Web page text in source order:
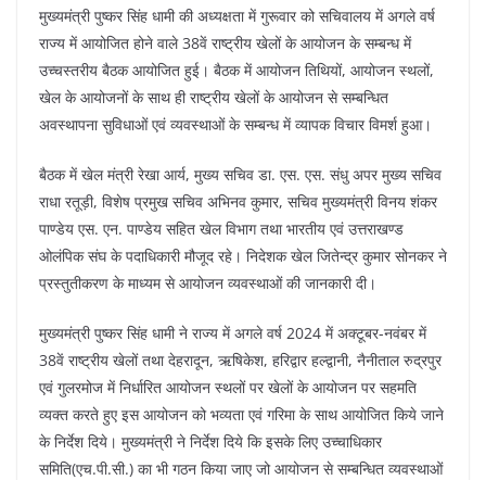
b
o
o
k
A
p
p
st a
m
dI
n
मुख्यमंत्री पुष्कर सिंह धामी की अध्यक्षता में गुरूवार को सचिवालय में अगले वर्ष
राज्य में आयोजित होने वाले 38वें राष्ट्रीय खेलों के आयोजन के सम्बन्ध में
उच्चस्तरीय बैठक आयोजित हुई। बैठक में आयोजन तिथियों, आयोजन स्थलों,
खेल के आयोजनों के साथ ही राष्ट्रीय खेलों के आयोजन से सम्बन्धित
अवस्थापना सुविधाओं एवं व्यवस्थाओं के सम्बन्ध में व्यापक विचार विमर्श हुआ।
बैठक में खेल मंत्री रेखा आर्य, मुख्य सचिव डा. एस. एस. संधु अपर मुख्य सचिव
राधा रतूड़ी, विशेष प्रमुख सचिव अभिनव कुमार, सचिव मुख्यमंत्री विनय शंकर
पाण्डेय एस. एन. पाण्डेय सहित खेल विभाग तथा भारतीय एवं उत्तराखण्ड
ओलंपिक संघ के पदाधिकारी मौजूद रहे। निदेशक खेल जितेन्द्र कुमार सोनकर ने
प्रस्तुतीकरण के माध्यम से आयोजन व्यवस्थाओं की जानकारी दी।
मुख्यमंत्री पुष्कर सिंह धामी ने राज्य में अगले वर्ष 2024 में अक्टूबर-नवंबर में
38वें राष्ट्रीय खेलों तथा देहरादून, ऋषिकेश, हरिद्वार हल्द्वानी, नैनीताल रुद्रपुर
एवं गुलरमोज में निर्धारित आयोजन स्थलों पर खेलों के आयोजन पर सहमति
व्यक्त करते हुए इस आयोजन को भव्यता एवं गरिमा के साथ आयोजित किये जाने
के निर्देश दिये। मुख्यमंत्री ने निर्देश दिये कि इसके लिए उच्चाधिकार
समिति(एच.पी.सी.) का भी गठन किया जाए जो आयोजन से सम्बन्धित व्यवस्थाओं